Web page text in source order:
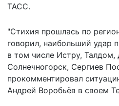
ТАСС.
"Стихия прошлась по
говорил, наибольший удар
в том числе Истру, Талдом,
Солнечногорск, Сергиев
прокомментировал
Андрей Воробьёв в своем